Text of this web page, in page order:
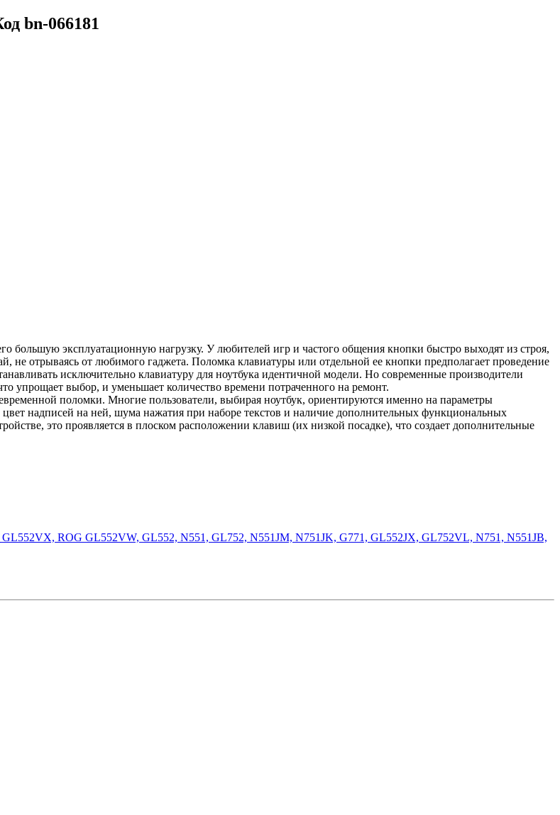
bn-066181
большую эксплуатационную нагрузку. У любителей игр и частого общения кнопки быстро выходят из строя,
не отрываясь от любимого гаджета. Поломка клавиатуры или отдельной ее кнопки предполагает проведение
исключительно клавиатуру для ноутбука идентичной модели. Но современные производители
упрощает выбор, и уменьшает количество времени потраченного на ремонт.
поломки. Многие пользователи, выбирая ноутбук, ориентируются именно на параметры
надписей на ней, шума нажатия при наборе текстов и наличие дополнительных функциональных
это проявляется в плоском расположении клавиш (их низкой посадке), что создает дополнительные
GL552VX, ROG GL552VW, GL552, N551, GL752, N551JM, N751JK, G771, GL552JX, GL752VL, N751, N551JB,